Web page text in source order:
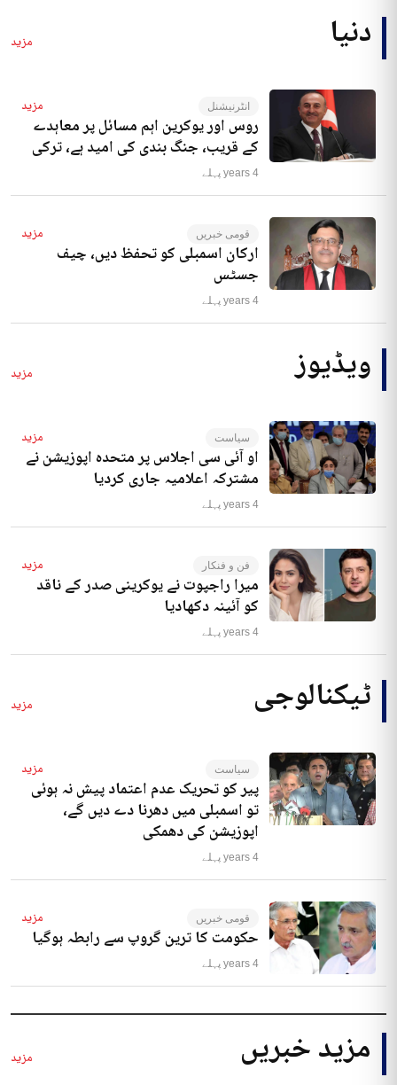
دنیا مزید
انٹرنیشنل مزید
روس اور یوکرین اہم مسائل پر معاہدے
کے قریب، جنگ بندی کی امید ہے، ترکی
4 years پہلے
قومی خبریں مزید
ارکان اسمبلی کو تحفظ دیں، چیف
جسٹس
4 years پہلے
ویڈیوز مزید
سیاست مزید
او آئی سی اجلاس پر متحدہ اپوزیشن نے
مشترکہ اعلامیہ جاری کردیا
4 years پہلے
فن و فنکار مزید
میرا راجپوت نے یوکرینی صدر کے ناقد
کو آئینہ دکھادیا
4 years پہلے
ٹیکنالوجی مزید
سیاست مزید
پیر کو تحریک عدم اعتماد پیش نہ ہوئی
تو اسمبلی میں دھرنا دے دیں گے،
اپوزیشن کی دھمکی
4 years پہلے
قومی خبریں مزید
حکومت کا ترین گروپ سے رابطہ ہوگیا
4 years پہلے
مزید خبریں مزید